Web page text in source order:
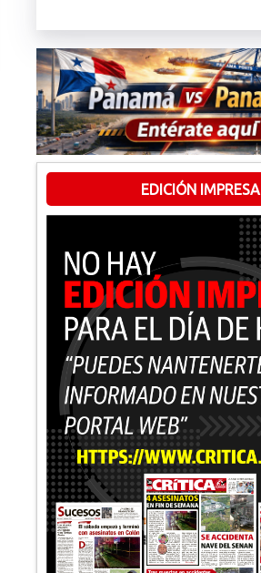
EDICIÓN IMPRESA